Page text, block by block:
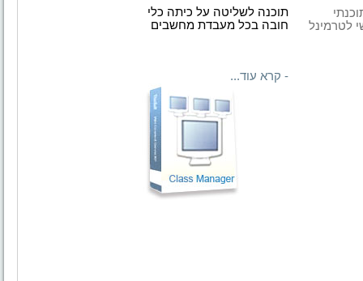
לטרמינל
תוכנה לשליטה על כיתה כלי
חובה בכל מעבדת מחשבים
- קרא עוד...